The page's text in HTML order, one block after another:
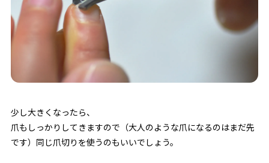
少し大きくなったら、
爪もしっかりしてきますので（大人のような爪になるのはまだ先
です）同じ爪切りを使うのもいいでしょう。